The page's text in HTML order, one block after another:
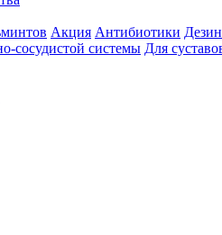
Акция Антибиотики
сосудистой системы Для